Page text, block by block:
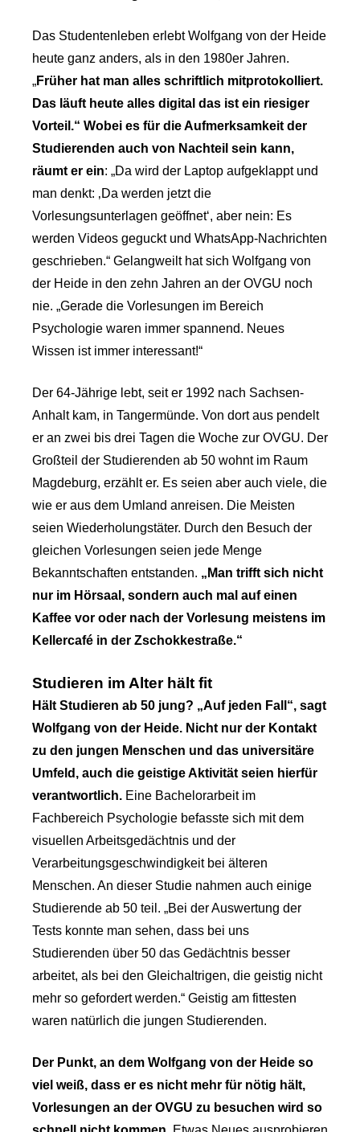
Das Studentenleben erlebt Wolfgang von der Heide
heute ganz anders, als in den 1980er Jahren.
„Früher hat man alles schriftlich mitprotokolliert.
Das läuft heute alles digital das ist ein riesiger
Vorteil.“ Wobei es für die Aufmerksamkeit der
Studierenden auch von Nachteil sein kann,
räumt er ein: „Da wird der Laptop aufgeklappt und
man denkt: ‚Da werden jetzt die
Vorlesungsunterlagen geöffnet‘, aber nein: Es
werden Videos geguckt und WhatsApp-Nachrichten
geschrieben.“ Gelangweilt hat sich Wolfgang von
der Heide in den zehn Jahren an der OVGU noch
nie. „Gerade die Vorlesungen im Bereich
Psychologie waren immer spannend. Neues
Wissen ist immer interessant!“
Der 64-Jährige lebt, seit er 1992 nach Sachsen-
Anhalt kam, in Tangermünde. Von dort aus pendelt
er an zwei bis drei Tagen die Woche zur OVGU. Der
Großteil der Studierenden ab 50 wohnt im Raum
Magdeburg, erzählt er. Es seien aber auch viele, die
wie er aus dem Umland anreisen. Die Meisten
seien Wiederholungstäter. Durch den Besuch der
gleichen Vorlesungen seien jede Menge
Bekanntschaften entstanden. „Man trifft sich nicht
nur im Hörsaal, sondern auch mal auf einen
Kaffee vor oder nach der Vorlesung meistens im
Kellercafé in der Zschokkestraße.“
Studieren im Alter hält fit
Hält Studieren ab 50 jung? „Auf jeden Fall“, sagt
Wolfgang von der Heide. Nicht nur der Kontakt
zu den jungen Menschen und das universitäre
Umfeld, auch die geistige Aktivität seien hierfür
verantwortlich. Eine Bachelorarbeit im
Fachbereich Psychologie befasste sich mit dem
visuellen Arbeitsgedächtnis und der
Verarbeitungsgeschwindigkeit bei älteren
Menschen. An dieser Studie nahmen auch einige
Studierende ab 50 teil. „Bei der Auswertung der
Tests konnte man sehen, dass bei uns
Studierenden über 50 das Gedächtnis besser
arbeitet, als bei den Gleichaltrigen, die geistig nicht
mehr so gefordert werden.“ Geistig am fittesten
waren natürlich die jungen Studierenden.
Der Punkt, an dem Wolfgang von der Heide so
viel weiß, dass er es nicht mehr für nötig hält,
Vorlesungen an der OVGU zu besuchen wird so